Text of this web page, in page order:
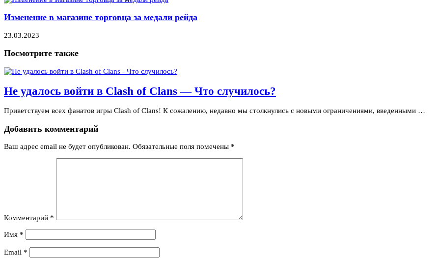
Изменение в магазине торговца за медали рейда
23.03.2023
Посмотрите также
Не удалось войти в Clash of Clans — Что случилось?
Приветствуем всех фанатов игры Clash of Clans! К сожалению, недавно мы столкнулись с новыми ограничениями, введенными …
Добавить комментарий
Ваш адрес email не будет опубликован. Обязательные поля помечены *
Комментарий *
Имя *
Email *